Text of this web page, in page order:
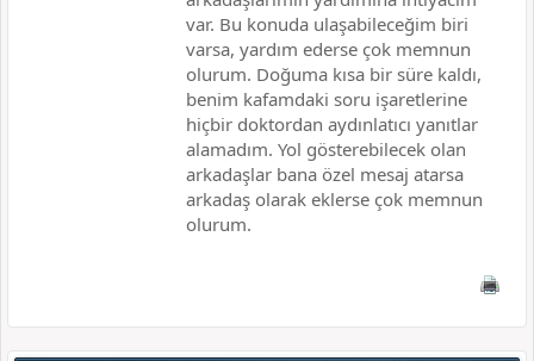
var. Bu konuda ulaşabileceğim biri
varsa, yardım ederse çok memnun
olurum. Doğuma kısa bir süre kaldı,
benim kafamdaki soru işaretlerine
hiçbir doktordan aydınlatıcı yanıtlar
alamadım. Yol gösterebilecek olan
arkadaşlar bana özel mesaj atarsa
arkadaş olarak eklerse çok memnun
olurum.